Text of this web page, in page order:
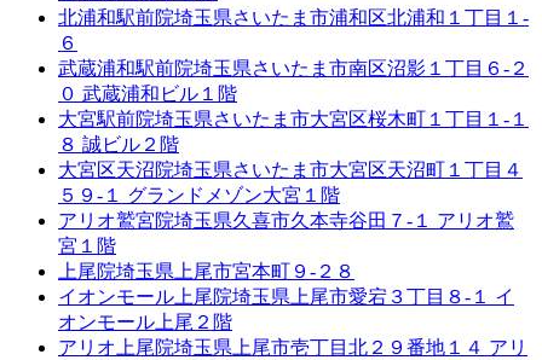
北浦和駅前院埼玉県さいたま市浦和区北浦和１丁目１-
６
武蔵浦和駅前院埼玉県さいたま市南区沼影１丁目６-２
０ 武蔵浦和ビル１階
大宮駅前院埼玉県さいたま市大宮区桜木町１丁目１-１
８ 誠ビル２階
大宮区天沼院埼玉県さいたま市大宮区天沼町１丁目４
５９-１ グランドメゾン大宮１階
アリオ鷲宮院埼玉県久喜市久本寺谷田７-１ アリオ鷲
宮１階
上尾院埼玉県上尾市宮本町９-２８
イオンモール上尾院埼玉県上尾市愛宕３丁目８-１ イ
オンモール上尾２階
アリオ上尾院埼玉県上尾市壱丁目北２９番地１４ アリ